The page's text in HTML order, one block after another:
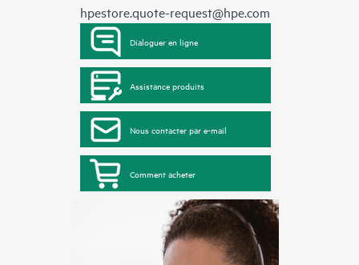
hpestore.quote-request@hpe.com
Dialoguer en ligne
Assistance produits
Nous contacter par e-mail
Comment acheter